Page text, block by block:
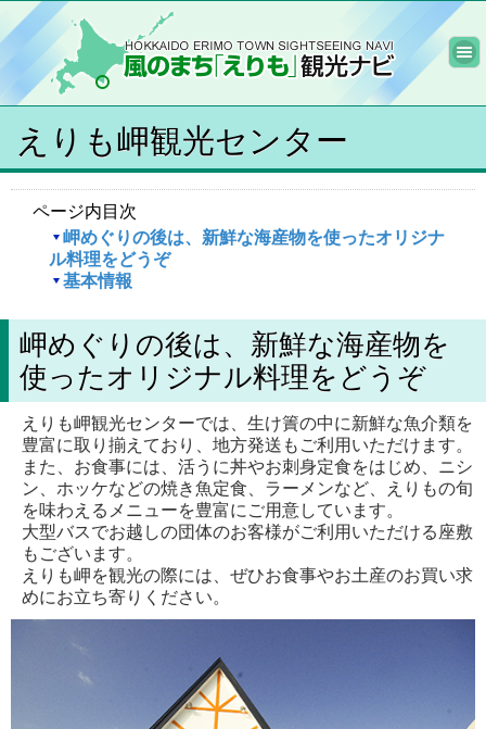
えりも岬観光センター
ページ内目次
岬めぐりの後は、新鮮な海産物を使ったオリジナ
ル料理をどうぞ
基本情報
岬めぐりの後は、新鮮な海産物を
使ったオリジナル料理をどうぞ
えりも岬観光センターでは、生け簀の中に新鮮な魚介類を
豊富に取り揃えており、地方発送もご利用いただけます。
また、お食事には、活うに丼やお刺身定食をはじめ、ニシ
ン、ホッケなどの焼き魚定食、ラーメンなど、えりもの旬
を味わえるメニューを豊富にご用意しています。
大型バスでお越しの団体のお客様がご利用いただける座敷
もございます。
えりも岬を観光の際には、ぜひお食事やお土産のお買い求
めにお立ち寄りください。